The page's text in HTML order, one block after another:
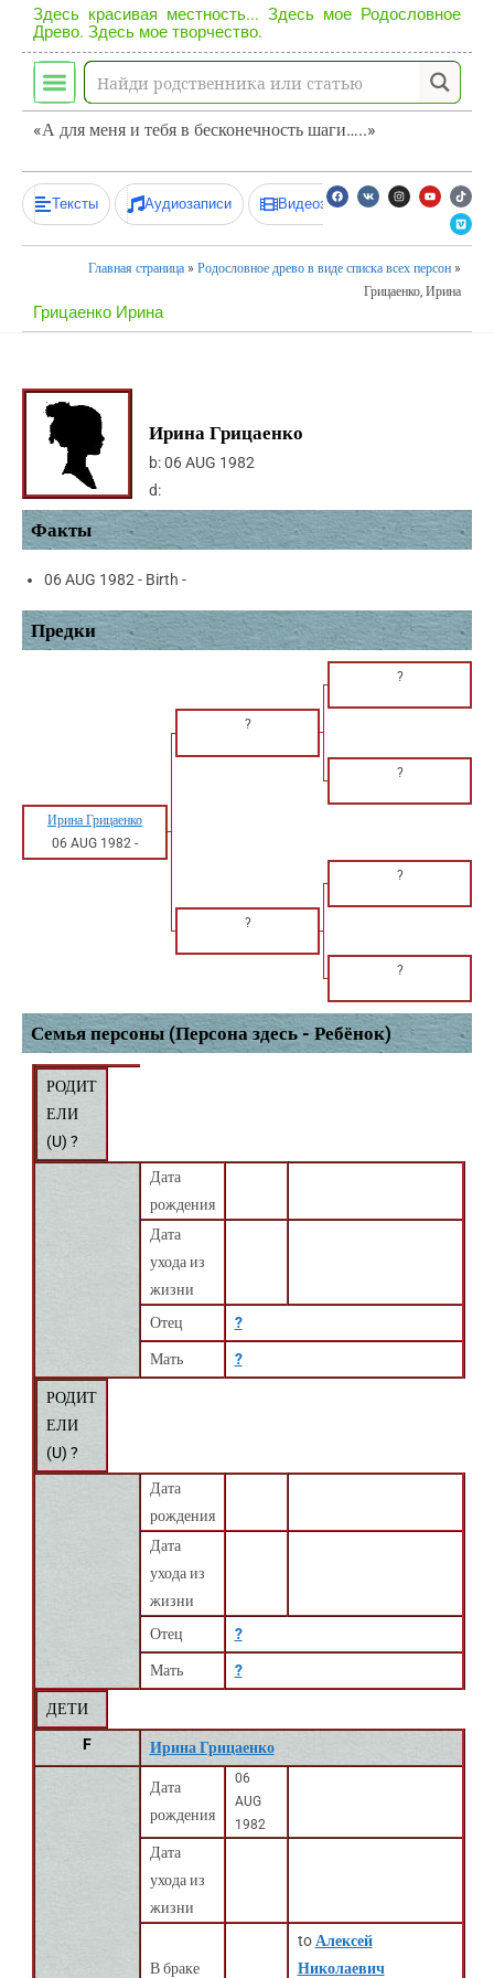
Здесь красивая местность... Здесь мое Родословное
Древо. Здесь мое творчество.
«А для меня и тебя в бесконечность шаги…..»
Тексты Аудиозаписи Видеозаписи
Главная страница » Родословное древо в виде списка всех персон »
Грицаенко, Ирина
Грицаенко Ирина
Ирина Грицаенко
b:06 AUG 1982
d:
Факты
06 AUG 1982 - Birth -
Предки
?
?
?
Ирина Грицаенко
06 AUG 1982 -
?
?
?
Семья персоны (Персона здесь - Ребёнок)
РОДИТ
ЕЛИ
(U) ?
Дата
рождения
Дата
ухода из
жизни
Отец
?
Мать ?
РОДИТ
ЕЛИ
(U) ?
Дата
рождения
Дата
ухода из
жизни
Отец
?
Мать ?
ДЕТИ
F
Ирина Грицаенко
Дата
рождения
06
AUG
1982
Дата
ухода из
жизни
В браке
to Алексей
Николаевич